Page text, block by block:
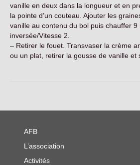
vanille en deux dans la longueur et en
la pointe d’un couteau. Ajouter les
vanille au contenu du bol puis chauffer 9
inversée/Vitesse 2.
– Retirer le fouet. Transvaser la crème
ou un plat, retirer la gousse de vanille et
AFB
L’association
Activités